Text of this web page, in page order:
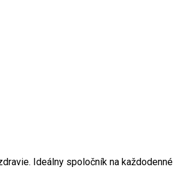
Ideálny spoločník na každodenné